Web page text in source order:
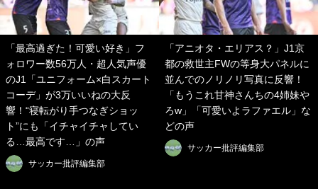
「最高過ぎた！可愛い好き」フ
ォロワー数56万人・超人気声優
のJ1「ユニフォーム×白スカート
コーデ」が3万いいねの大反
響！“寝転がり手つなぎショッ
ト”にも「イチャイチャしてい
る…最高です…」の声
サッカー批評編集部
「アニオタ・エリアス？」J1京
都の救世主FWの等身大パネルに
並んでのノリノリ写真に反響！
「もうこれ甘神さんちの4姉妹や
ろw」「可愛いよラファエル」な
どの声
サッカー批評編集部